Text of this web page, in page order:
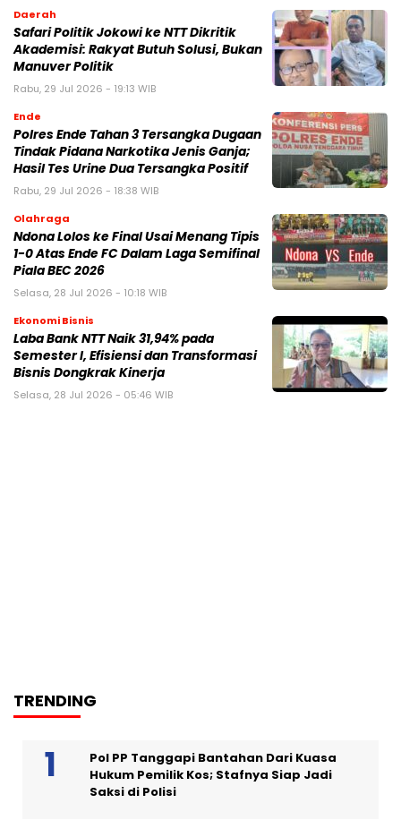
Daerah
Safari Politik Jokowi ke NTT Dikritik
Akademisi: Rakyat Butuh Solusi, Bukan
Manuver Politik
Rabu, 29 Jul 2026 - 19:13 WIB
Ende
Polres Ende Tahan 3 Tersangka Dugaan
Tindak Pidana Narkotika Jenis Ganja;
Hasil Tes Urine Dua Tersangka Positif
Rabu, 29 Jul 2026 - 18:38 WIB
Olahraga
Ndona Lolos ke Final Usai Menang Tipis
1-0 Atas Ende FC Dalam Laga Semifinal
Piala BEC 2026
Selasa, 28 Jul 2026 - 10:18 WIB
Ekonomi Bisnis
Laba Bank NTT Naik 31,94% pada
Semester I, Efisiensi dan Transformasi
Bisnis Dongkrak Kinerja
Selasa, 28 Jul 2026 - 05:46 WIB
TRENDING
Pol PP Tanggapi Bantahan Dari Kuasa
Hukum Pemilik Kos; Stafnya Siap Jadi
Saksi di Polisi